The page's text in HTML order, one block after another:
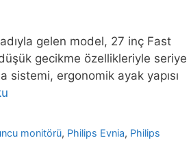
gelen model, 27 inç Fast
gecikme özellikleriyle seriye
sistemi, ergonomik ayak yapısı
monitörü, Philips Evnia, Philips